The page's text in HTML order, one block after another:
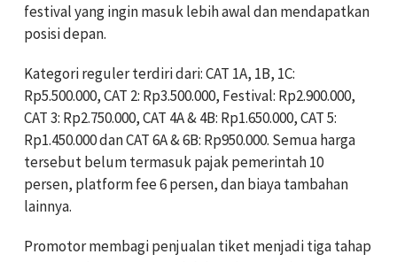
festival yang ingin masuk lebih awal dan mendapatkan
posisi depan.
Kategori reguler terdiri dari: CAT 1A, 1B, 1C:
Rp5.500.000, CAT 2: Rp3.500.000, Festival: Rp2.900.000,
CAT 3: Rp2.750.000, CAT 4A & 4B: Rp1.650.000, CAT 5:
Rp1.450.000 dan CAT 6A & 6B: Rp950.000. Semua harga
tersebut belum termasuk pajak pemerintah 10
persen, platform fee 6 persen, dan biaya tambahan
lainnya.
Promotor membagi penjualan tiket menjadi tiga tahap